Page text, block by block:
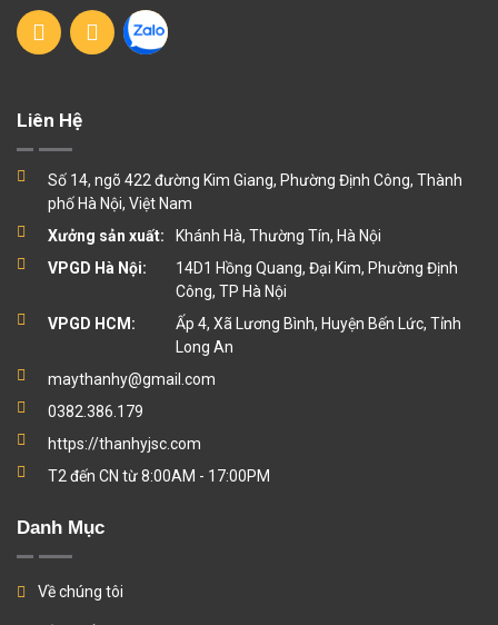
Liên Hệ
Số 14, ngõ 422 đường Kim Giang, Phường Định Công, Thành
phố Hà Nội, Việt Nam
Xưởng sản xuất:
Khánh Hà, Thường Tín, Hà Nội
VPGD Hà Nội:
14D1 Hồng Quang, Đại Kim, Phường Định
Công, TP Hà Nội
VPGD HCM:
Ấp 4, Xã Lương Bình, Huyện Bến Lức, Tỉnh
Long An
maythanhy@gmail.com
0382.386.179
https://thanhyjsc.com
T2 đến CN từ 8:00AM - 17:00PM
Danh Mục
Về chúng tôi